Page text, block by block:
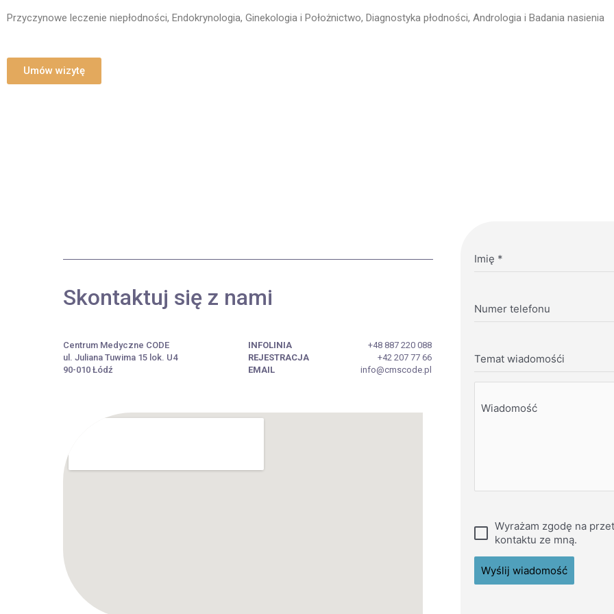
Przyczynowe leczenie niepłodności, Endokrynologia, Ginekologia i Położnictwo, Diagnostyka płodności, Andrologia i Badania nasienia
Umów wizytę
Skontaktuj się z nami
Centrum Medyczne CODE
ul. Juliana Tuwima 15 lok. U4
90-010 Łódź
INFOLINIA
REJESTRACJA
EMAIL
+48 887 220 088
+42 207 77 66
info@cmscode.pl
Imię *
Numer telefonu
Temat wiadomośći
Wiadomość
Wyrażam zgodę na
kontaktu ze mną.
Wyślij wiadomość